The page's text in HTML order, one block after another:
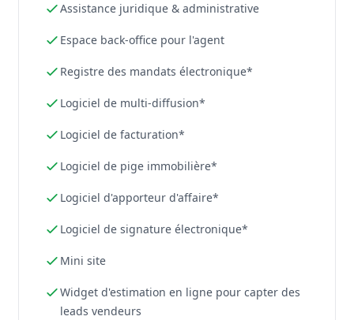
Assistance juridique & administrative
Espace back-office pour l'agent
Registre des mandats électronique*
Logiciel de multi-diffusion*
Logiciel de facturation*
Logiciel de pige immobilière*
Logiciel d'apporteur d'affaire*
Logiciel de signature électronique*
Mini site
Widget d'estimation en ligne pour capter des
leads vendeurs